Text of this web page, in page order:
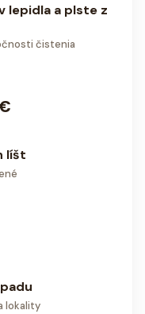
lepidla a plste z
čistenia
líšt
lokality